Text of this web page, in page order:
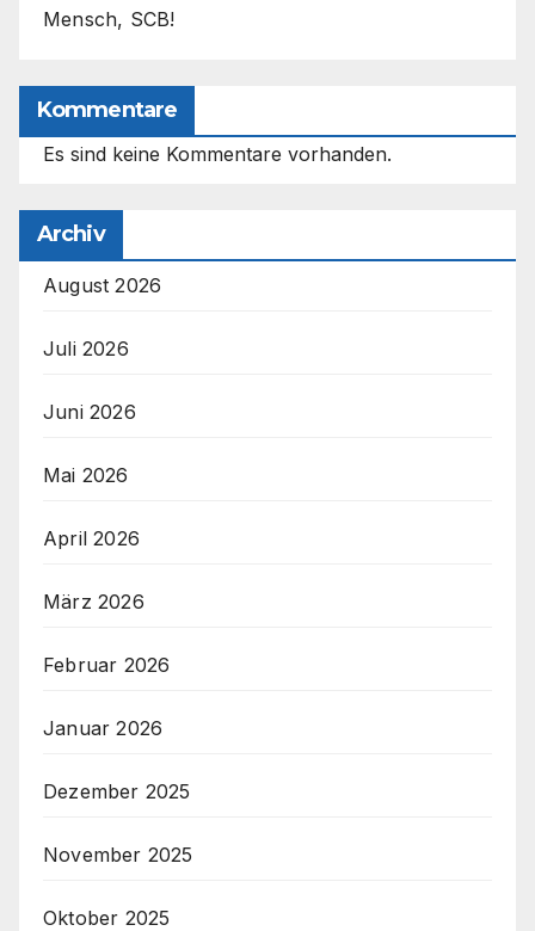
Mensch, SCB!
Kommentare
Es sind keine Kommentare vorhanden.
Archiv
August 2026
Juli 2026
Juni 2026
Mai 2026
April 2026
März 2026
Februar 2026
Januar 2026
Dezember 2025
November 2025
Oktober 2025